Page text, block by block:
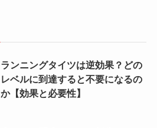
ランニングタイツは逆効果？どの
レベルに到達すると不要になるの
か【効果と必要性】